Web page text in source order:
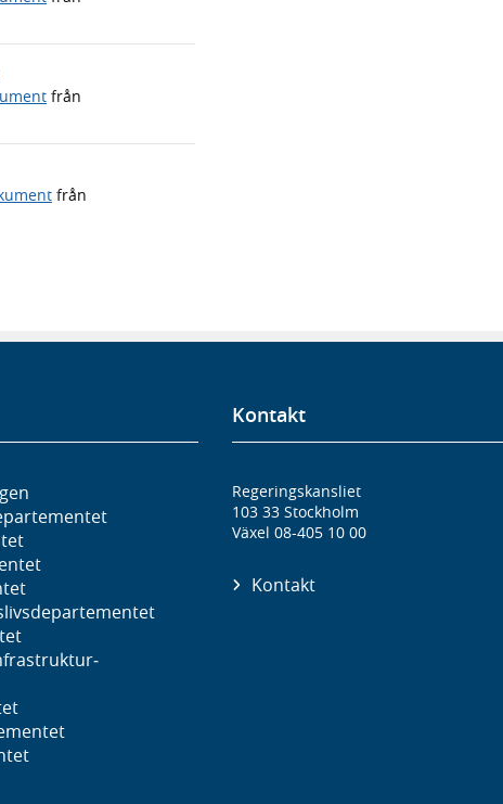
från
från
Kontakt
Regeringskansliet
103 33 Stockholm
Växel 08-405 10 00
Kontakt